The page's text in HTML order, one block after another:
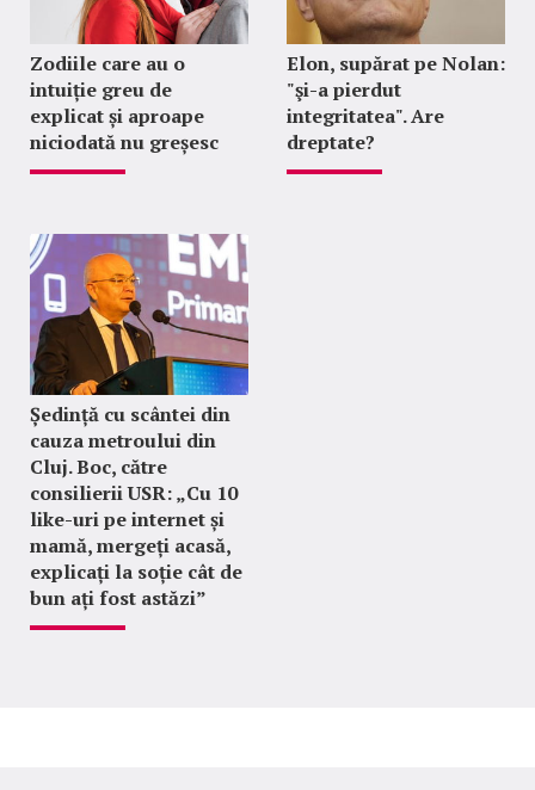
Zodiile care au o
intuiție greu de
explicat și aproape
niciodată nu greșesc
Elon, supărat pe Nolan:
"şi-a pierdut
integritatea". Are
dreptate?
Ședință cu scântei din
cauza metroului din
Cluj. Boc, către
consilierii USR: „Cu 10
like-uri pe internet și
mamă, mergeți acasă,
explicați la soție cât de
bun ați fost astăzi”